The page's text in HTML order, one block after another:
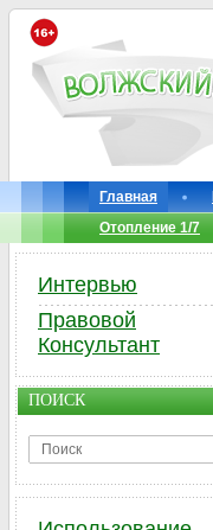
Главная
Отопление 1/7
Интервью
Правовой
Консультант
ПОИСК